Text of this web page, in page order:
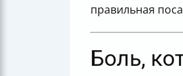
Как
Когда
Итоговая
Мини-
правильная
Боль,